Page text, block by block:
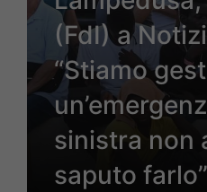
(FdI) a
“Stiamo
sinistra non
saputo farlo”